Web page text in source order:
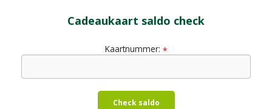
Cadeaukaart saldo check
Kaartnummer: *
Check saldo